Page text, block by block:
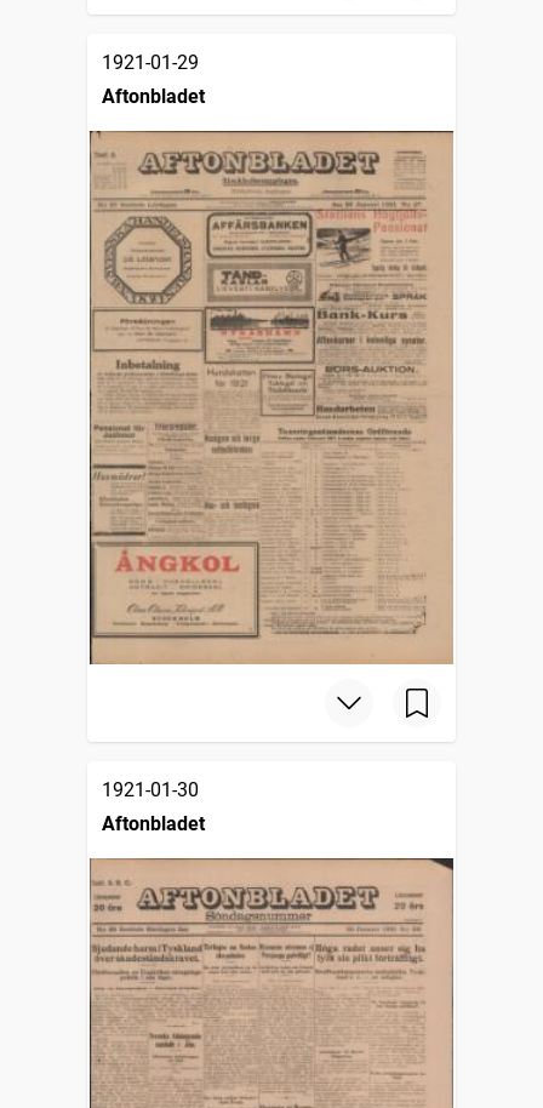
1921-01-29
Aftonbladet
1921-01-30
Aftonbladet